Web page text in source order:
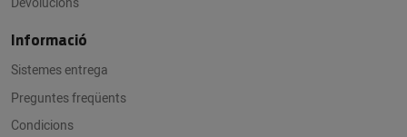
Informació
Sistemes entrega
Preguntes freqüents
Condicions